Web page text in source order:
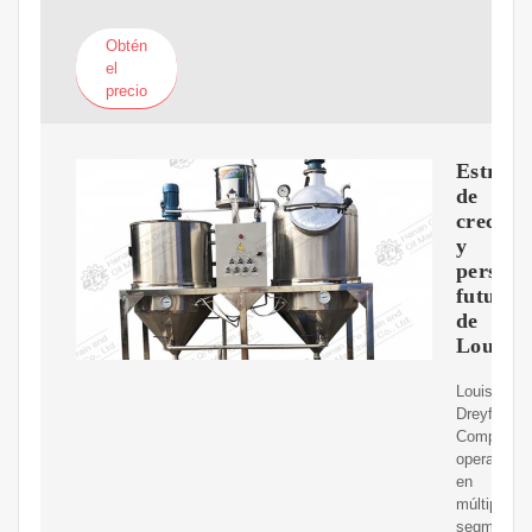
Obtén
el
precio
de
y
futuras
de
Louis
Louis
Dreyfus
Company
opera
en
múltiples
segmentos